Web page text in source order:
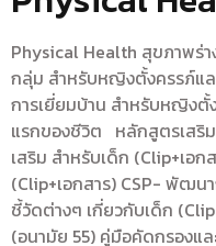
Physical Health สุขภาพร่
กลุ่ม สำหรับหญิงตั้งครรภ์แ
การเยี่ยมบ้าน สำหรับหญิง
แรกของชีวิต หลักสูตรเสริ
เสริม สำหรับเด็ก (Clip+เอก
(Clip+เอกสาร) CSP- พัฒน
ชี้วัดต่างๆ เกี่ยวกับเด็ก
(อนามัย 55) คู่มือคัดกรองแ